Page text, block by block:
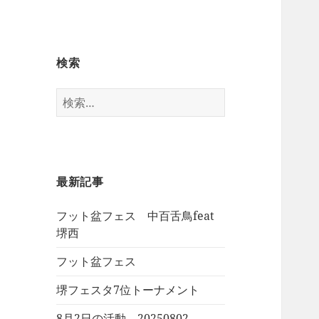
検索
検
索:
最新記事
フット盆フェス 中百舌鳥feat
堺西
フット盆フェス
堺フェスタ7位トーナメント